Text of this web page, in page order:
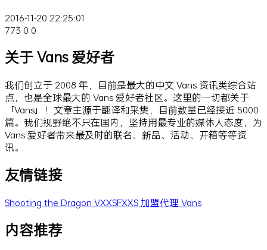
2016-11-20 22:25:01
773 0 0
关于 Vans 爱好者
我们创立于 2008 年，目前是最大的中文 Vans 资讯类综合站
点，也是全球最大的 Vans 爱好者社区。这里的一切都关于
「Vans」！文章主源于翻译和采集，目前数量已经接近 5000
篇。我们视野绝不只在国内，坚持用最专业的媒体人态度，为
Vans 爱好者带来最及时的联名、新品、活动、开箱等等资
讯。
友情链接
Shooting the Dragon VXXSFXXS加盟代理 Vans
内容推荐